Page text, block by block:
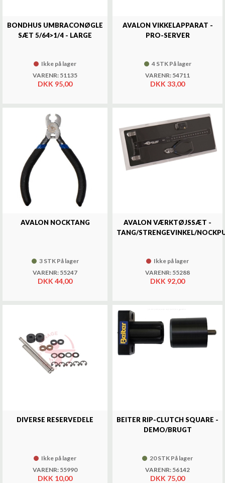
BONDHUS UMBRACONØGLE
SÆT 5/64>1/4 - LARGE
Ikke på lager
VARENR: 51135
DKK 95,00
AVALON VIKKELAPPARAT -
PRO-SERVER
4 STK På lager
VARENR: 54711
DKK 33,00
AVALON NOCKTANG
3 STK På lager
VARENR: 55247
DKK 44,00
AVALON VÆRKTØJSSÆT -
TANG/STRENGEVINKEL/
Ikke på lager
VARENR: 55288
DKK 92,00
DIVERSE RESERVEDELE
Ikke på lager
VARENR: 55990
DKK 10,00
BEITER RIP-CLUTCH SQUARE -
DEMO/BRUGT
20 STK På lager
VARENR: 56142
DKK 75,00